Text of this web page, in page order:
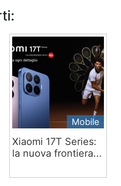
Mobile
Xiaomi 17T Series:
la nuova frontiera...